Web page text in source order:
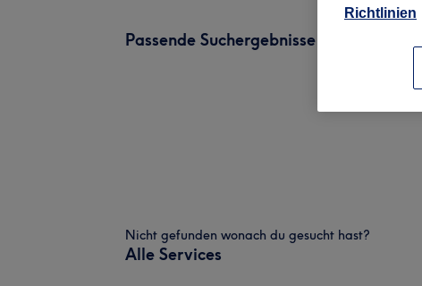
Passende Suchergebnisse
Nicht gefunden wonach du gesucht hast?
Alle Services
Richtlinien